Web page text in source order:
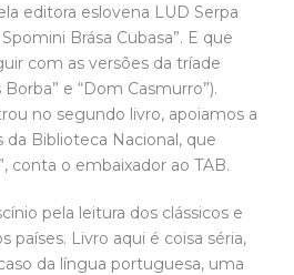
editora eslovena LUD Serpa
Brása Cubasa”. E que
com as versões da tríade
e “Dom Casmurro”).
no segundo livro, apoiamos a
da Biblioteca Nacional, que
conta o embaixador ao TAB.
pela leitura dos clássicos e
países. Livro aqui é coisa séria,
da língua portuguesa, uma